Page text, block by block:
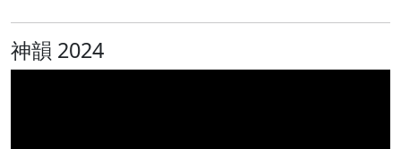
神韻 2024